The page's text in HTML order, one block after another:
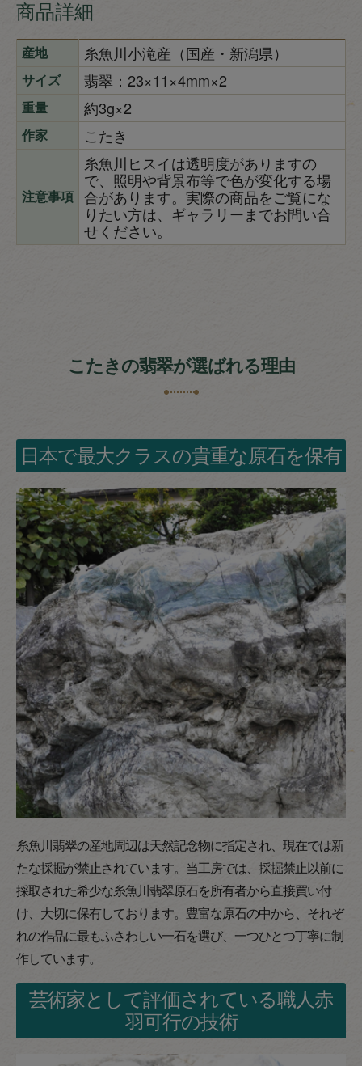
商品詳細
産地 糸魚川小滝産（国産・新潟県）
サイズ 翡翠：23×11×4mm×2
重量 約3g×2
作家 こたき
注意事項
糸魚川ヒスイは透明度がありますの
で、照明や背景布等で色が変化する場
合があります。実際の商品をご覧にな
りたい方は、ギャラリーまでお問い合
せください。
こたきの翡翠が選ばれる理由
日本で最大クラスの貴重な原石を保有
糸魚川翡翠の産地周辺は天然記念物に指定され、現在では新
たな採掘が禁止されています。当工房では、採掘禁止以前に
採取された希少な糸魚川翡翠原石を所有者から直接買い付
け、大切に保有しております。豊富な原石の中から、それぞ
れの作品に最もふさわしい一石を選び、一つひとつ丁寧に制
作しています。
芸術家として評価されている職人赤
羽可行の技術